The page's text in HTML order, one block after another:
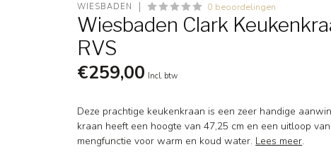
WIESBADEN 0 beoordelingen
Wiesbaden Clark
RVS
€259,00 Incl. btw
Deze prachtige keukenkraan is een zeer handige
kraan heeft een hoogte van 47,25 cm en een uitloop
mengfunctie voor warm en koud water. Lees meer.